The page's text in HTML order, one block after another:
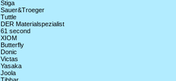
Stiga
Sauer&Troeger
Tuttle
DER Materialspezialist
61 second
XIOM
Butterfly
Donic
Victas
Yasaka
Joola